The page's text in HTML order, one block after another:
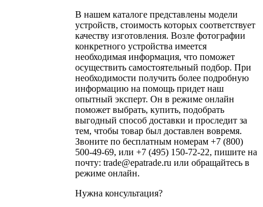
В нашем каталоге представлены модели
устройств, стоимость которых соответствует
качеству изготовления. Возле фотографии
конкретного устройства имеется
необходимая информация, что поможет
осуществить самостоятельный подбор. При
необходимости получить более подробную
информацию на помощь придет наш
опытный эксперт. Он в режиме онлайн
поможет выбрать, купить, подобрать
выгодный способ доставки и проследит за
тем, чтобы товар был доставлен вовремя.
Звоните по бесплатным номерам +7 (800)
500-49-69, или +7 (495) 150-72-22, пишите на
почту: trade@epatrade.ru или обращайтесь в
режиме онлайн.
Нужна консультация?